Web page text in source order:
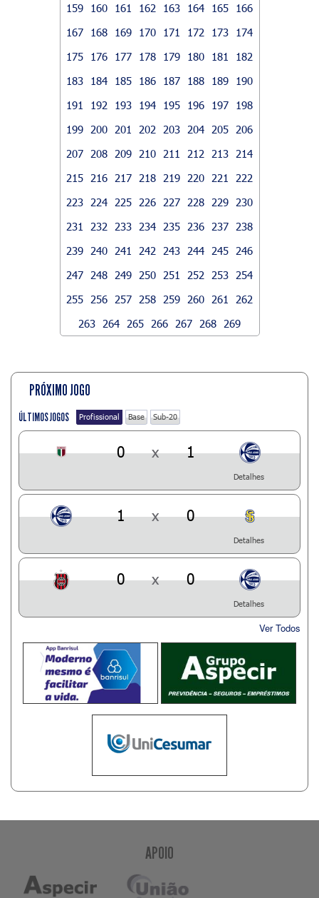
159
160 161 162 163 164 165
166
167
168 169 170 171 172 173
174
175
176 177 178 179 180 181
182
183
184 185 186 187 188 189
190
191
192 193 194 195 196 197
198
199
200 201 202 203 204 205
206
207
208 209 210 211 212 213
214
215
216 217 218 219 220 221
222
223
224 225 226 227 228 229
230
231
232 233 234 235 236 237
238
239
240 241 242 243 244 245
246
247
248 249 250 251 252 253
254
255
256 257 258 259 260 261
262
263
264 265 266 267 268 269
PRÓXIMO JOGO
ÚLTIMOS JOGOS Profissional Base Sub-20
0 x 1
Detalhes
1 x 0
Detalhes
0 x 0
Detalhes
Ver Todos
APOIO